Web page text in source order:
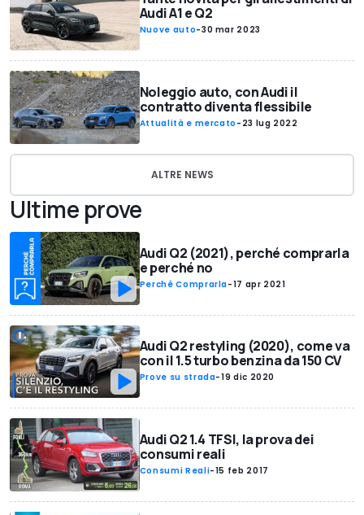
Audi A1 e Q2
Nuove auto-30 mar 2023
Noleggio auto, con Audi il
contratto diventa flessibile
Attualità e mercato - 23 lug 2022
ALTRE NEWS
Ultime prove
Audi Q2 (2021), perché comprarla
e perché no
Perché Comprarla-17 apr 2021
Audi Q2 restyling (2020), come va
con il 1.5 turbo benzina da 150 CV
Prove su strada-19 dic 2020
Audi Q2 1.4 TFSI, la prova dei
consumi reali
Consumi Reali-15 feb 2017